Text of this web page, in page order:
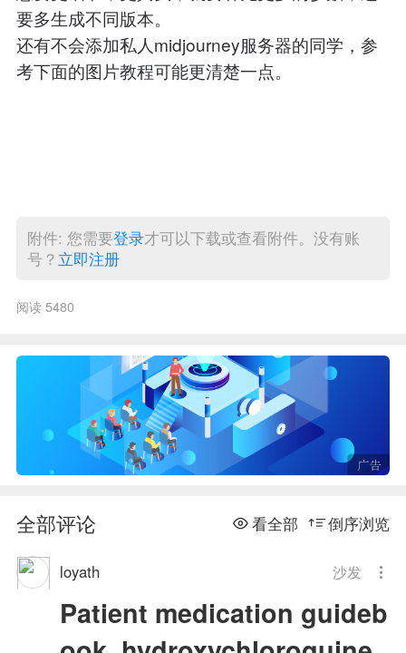
要多生成不同版本。
还有不会添加私人midjourney服务器的同学，参
考下面的图片教程可能更清楚一点。
附件: 您需要登录才可以下载或查看附件。没有账
号？ 立即注册
阅读 5480
全部评论 倒序浏览
看全部
沙发
loyath
Patient medication guideb